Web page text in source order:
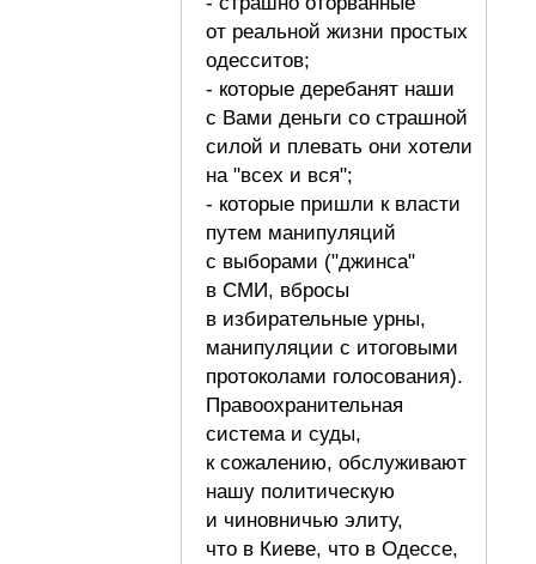
от реальной жизни простых
одесситов;
- которые деребанят наши
с Вами деньги со страшной
силой и плевать они хотели
на "всех и вся";
- которые пришли к власти
путем манипуляций
с выборами ("джинса"
в СМИ, вбросы
в избирательные урны,
манипуляции с итоговыми
протоколами голосования).
Правоохранительная
система и суды,
к сожалению, обслуживают
нашу политическую
и чиновничью элиту,
что в Киеве, что в Одессе,